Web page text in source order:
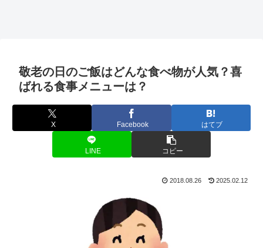
敬老の日のご飯はどんな食べ物が人気？喜
ばれる食事メニューは？
X Facebook はてブ
LINE コピー
2018.08.26 2025.02.12